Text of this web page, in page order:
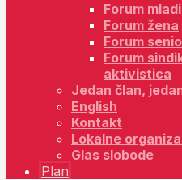
Forum
Forum žena
Forum
Forum
aktivistica
Jedan član,
English
Kontakt
Lokalne
Glas slobode
Plan